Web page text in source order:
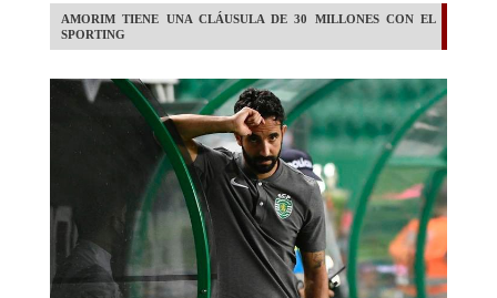
AMORIM TIENE UNA CLÁUSULA DE 30 MILLONES CON EL
SPORTING